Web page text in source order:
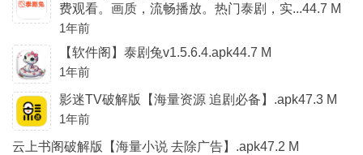
费观看。画质，流畅播放。热门泰剧，实...44.7 M
1年前
【软件阁】泰剧兔v1.5.6.4.apk44.7 M
1年前
影迷TV破解版【海量资源 追剧必备】.apk47.3 M
1年前
云上书阁破解版【海量小说 去除广告】.apk47.2 M